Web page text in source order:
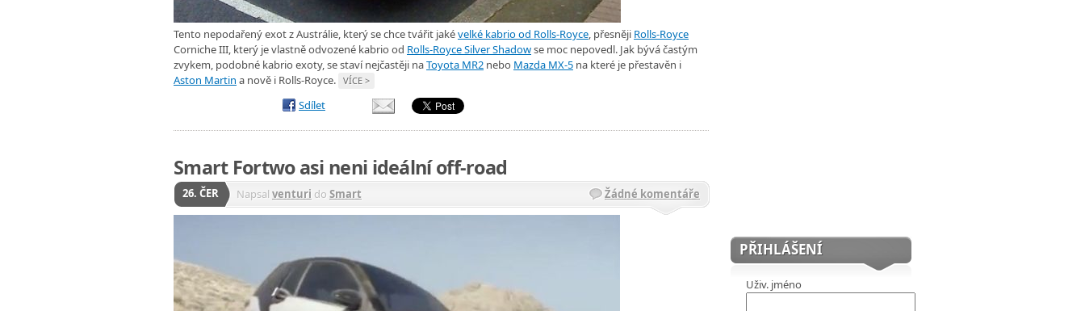
Tento nepodařený exot z Austrálie, který se chce tvářit jakévelké kabrio od Rolls-Royce, přesněji Rolls-Royce
Corniche III, který je vlastně odvozené kabrio od Rolls-Royce Silver Shadowse moc nepovedl. Jak bývá častým
zvykem, podobné kabrio exoty, se staví nejčastěji naToyota MR2 nebo Mazda MX-5 na které je přestavěn i
Aston Martin a nově i Rolls-Royce. VÍCE >
Sdílet
Smart Fortwo asi neni ideální off-road
26. ČER Napsal venturi do Smart Žádné komentáře
PŘIHLÁŠENÍ
Uživ. jméno